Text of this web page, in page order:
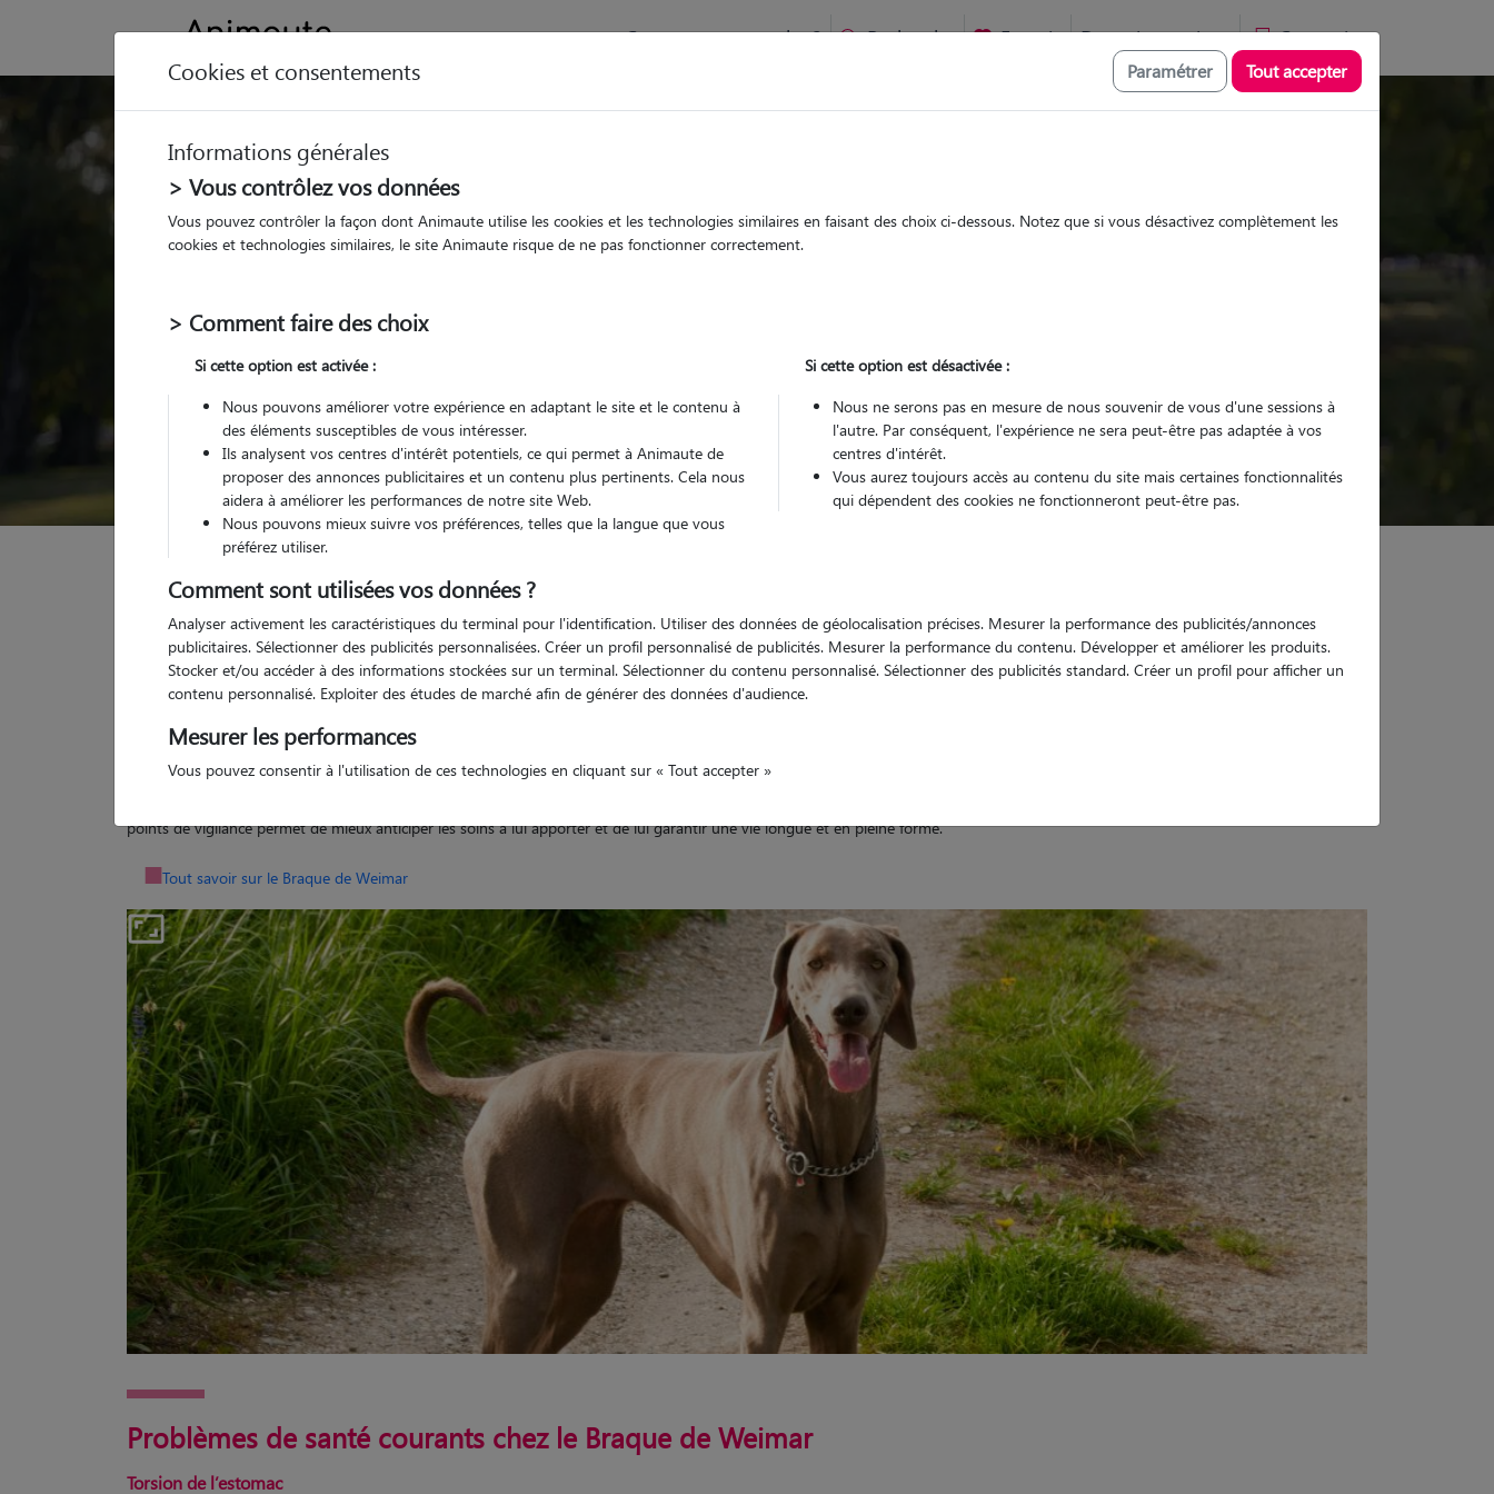
Comment ça marche ? Recherche Favoris Devenir pet sitter Connexion
Santé du Braque de Weimar
chez le Pet Sitter
chez le Pet Sitter Visites
Visites
Pour quel animal ?
Trouver mon Pet Sitter
Garde d'animaux Santé du Braque de Weimar
Maladies et problèmes de santé du Braque de Weimar
Le Braque de Weimar est un chien généralement robuste, doté d’une bonne constitution physique et d’une espérance de vie satisfaisante pour un chien de grande taille. Toutefois,
points de vigilance permet de mieux anticiper les soins à lui apporter et de lui garantir une vie longue et en pleine forme.
Tout savoir sur le Braque de Weimar
Problèmes de santé courants chez le Braque de Weimar
Torsion de l’estomac
Cookies et consentements Paramétrer Tout accepter
Informations générales
> Vous contrôlez vos données
Vous pouvez contrôler la façon dont Animaute utilise les cookies et les technologies similaires en faisant des choix ci-dessous. Notez que si vous désactivez complètement les
cookies et technologies similaires, le site Animaute risque de ne pas fonctionner correctement.
> Comment faire des choix
Si cette option est activée :
Nous pouvons améliorer votre expérience en adaptant le site et le contenu à
des éléments susceptibles de vous intéresser.
Ils analysent vos centres d'intérêt potentiels, ce qui permet à Animaute de
proposer des annonces publicitaires et un contenu plus pertinents. Cela nous
aidera à améliorer les performances de notre site Web.
Nous pouvons mieux suivre vos préférences, telles que la langue que vous
préférez utiliser.
Si cette option est désactivée :
Nous ne serons pas en mesure de nous souvenir de vous d'une sessions à
l'autre. Par conséquent, l'expérience ne sera peut-être pas adaptée à vos
centres d'intérêt.
Vous aurez toujours accès au contenu du site mais certaines fonctionnalités
qui dépendent des cookies ne fonctionneront peut-être pas.
Comment sont utilisées vos données ?
Analyser activement les caractéristiques du terminal pour l'identification. Utiliser des données de géolocalisation précises. Mesurer la performance des publicités/annonces
publicitaires. Sélectionner des publicités personnalisées. Créer un profil personnalisé de publicités. Mesurer la performance du contenu. Développer et améliorer les produits.
Stocker et/ou accéder à des informations stockées sur un terminal. Sélectionner du contenu personnalisé. Sélectionner des publicités standard. Créer un profil pour afficher un
contenu personnalisé. Exploiter des études de marché afin de générer des données d'audience.
Mesurer les performances
Vous pouvez consentir à l'utilisation de ces technologies en cliquant sur « Tout accepter »